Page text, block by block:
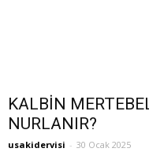
KALBİN
NURLANIR?
usakidervisi - 30 Ocak 2025